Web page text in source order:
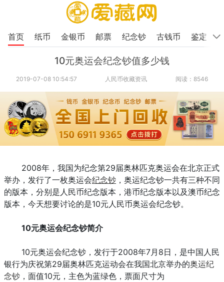
首页 纸币 金银币 邮票 纪念钞 古钱币 鉴定
10元奥运会纪念钞值多少钱
2019-07-08 10:54:57 人民币收藏资讯 阅读：8546
2008年，我国为纪念第29届奥林匹克奥运会在北京正式
举办，发行了一枚奥运会纪念钞 ，奥运纪念钞一共有三种不同
的版本，分别是人民币纪念版本，港币纪念版本以及澳币纪念
版本，今天想要讨论的是10元人民币奥运会纪念钞。
10元奥运会纪念钞简介
10元奥运会纪念钞 ，发行于2008年7月8日，是中国人民
银行为庆祝第29届奥林匹克运动会在我国北京举办的奥运纪
念钞 ，面值10元，主色为蓝绿色，票面尺寸为